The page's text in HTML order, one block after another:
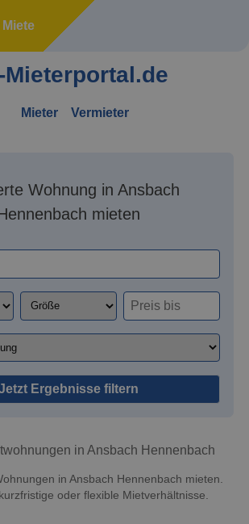
Mieterportal.de
Mieter Vermieter
Wohnung in Ansbach
mieten
Ergebnisse filtern
in Ansbach Hennenbach
in Ansbach Hennenbach mieten.
oder flexible Mietverhältnisse.